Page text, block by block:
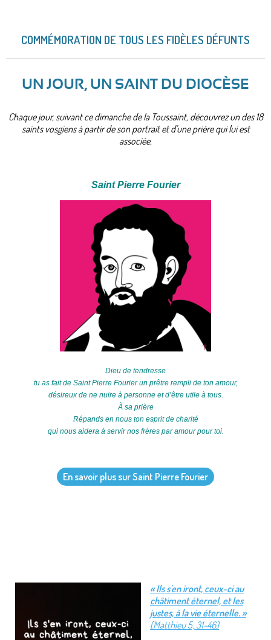
COMMÉMORATION DE TOUS LES FIDÈLES DÉFUNTS
UN JOUR, UN SAINT DU DIOCÈSE
Chaque jour, suivant ce dimanche de la Toussaint, découvrez un des 18
saints vosgiens à partir de son portrait et d'une prière qui lui est
associée.
Saint Pierre Fourier
Dieu de tendresse
tu as fait de Saint Pierre Fourier un prêtre rempli de ton amour,
désireux de ne nuire à personne et d’être utile à tous.
À sa prière
Répands en nous ton esprit de charité
qui nous aidera à servir nos frères par amour pour toi.
En savoir plus sur Saint Pierre Fourier
« Ils s'en iront, ceux-ci au
châtiment éternel, et les
justes, à la vie éternelle. »
(Matthieu 5, 31-46)